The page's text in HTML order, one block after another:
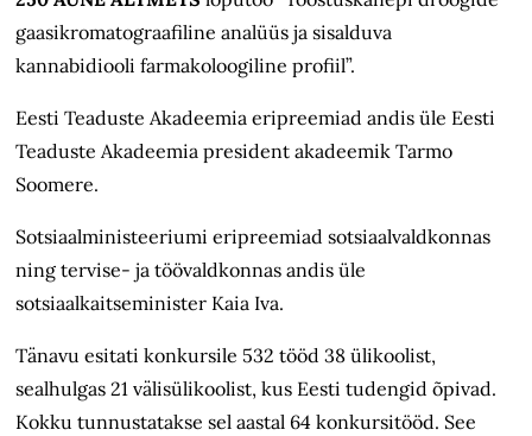
gaasikromatograafiline analüüs ja sisalduva
kannabidiooli farmakoloogiline profiil”.
Eesti Teaduste Akadeemia eripreemiad andis üle Eesti
Teaduste Akadeemia president akadeemik Tarmo
Soomere.
Sotsiaalministeeriumi eripreemiad sotsiaalvaldkonnas
ning tervise- ja töövaldkonnas andis üle
sotsiaalkaitseminister Kaia Iva.
Tänavu esitati konkursile 532 tööd 38 ülikoolist,
sealhulgas 21 välisülikoolist, kus Eesti tudengid õpivad.
Kokku tunnustatakse sel aastal 64 konkursitööd. See